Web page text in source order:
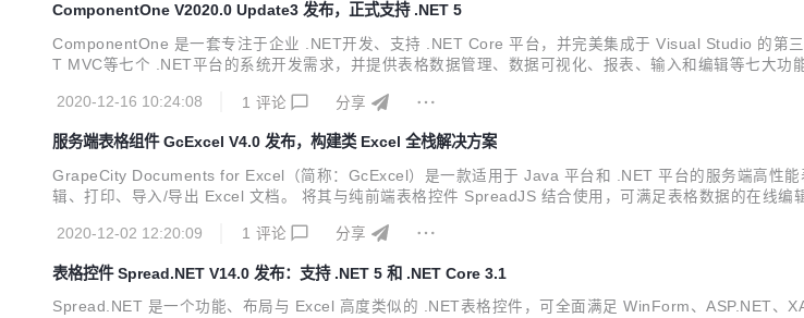
ComponentOne V2020.0 Update3 发布，正式支持 .NET 5
ComponentOne 是一套专注于企业 .NET开发、支持 .NET Core 平台，并完美集成于 Visual Studio 的第
T MVC等七个 .NET平台的系统开发需求，并提供表格数据管理、数据可视化、报表、输入和编辑等七大功
2020-12-16 10:24:08
1 评论 分享
服务端表格组件 GcExcel V4.0 发布，构建类 Excel 全栈解决方案
GrapeCity Documents for Excel（简称：GcExcel）是一款适用于 Java 平台和 .NET 平台的服务端高性
辑、打印、导入/导出 Excel 文档。 将其与纯前端表格控件 SpreadJS 结合使用，可满足表格数据的在线
2020-12-02 12:20:09
1 评论 分享
表格控件 Spread.NET V14.0 发布：支持 .NET 5 和 .NET Core 3.1
Spread.NET 是一个功能、布局与 Excel 高度类似的 .NET表格控件，可全面满足 WinForm、ASP.NET